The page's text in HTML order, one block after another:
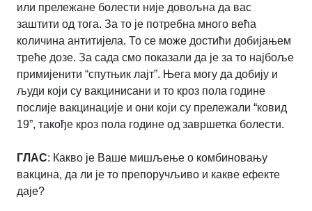
или прележане болести није довољна да вас
заштити од тога. За то је потребна много већа
количина антитијела. То се може достићи добијањем
треће дозе. За сада смо показали да је за то најбоље
примијенити “спутњик лајт”. Њега могу да добију и
људи који су вакцинисани и то кроз пола године
послије вакцинације и они који су прележали “ковид
19”, такође кроз пола године од завршетка болести.
ГЛАС: Какво је Ваше мишљење о комбиновању
вакцина, да ли је то препоручљиво и какве ефекте
даје?